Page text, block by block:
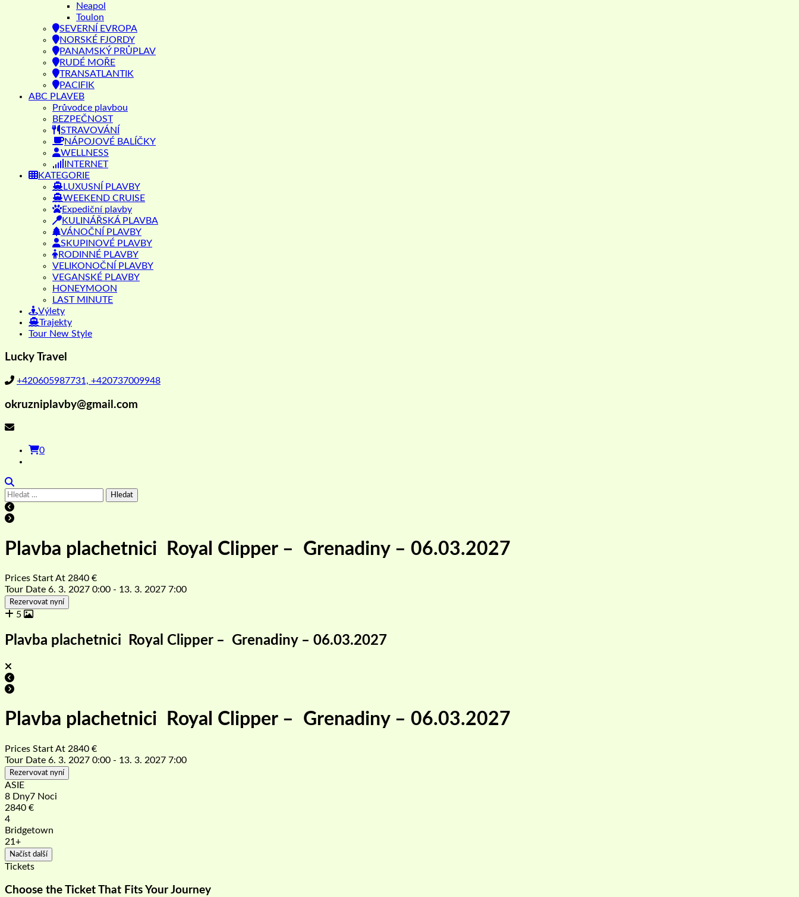
Neapol
Toulon
SEVERNÍ EVROPA
NORSKÉ FJORDY
PANAMSKÝ PRŮPLAV
RUDÉ MOŘE
TRANSATLANTIK
PACIFIK
ABC PLAVEB
Průvodce plavbou
BEZPEČNOST
STRAVOVÁNÍ
NÁPOJOVÉ BALÍČKY
WELLNESS
INTERNET
KATEGORIE
LUXUSNÍ PLAVBY
WEEKEND CRUISE
Expediční plavby
KULINÁŘSKÁ PLAVBA
VÁNOČNÍ PLAVBY
SKUPINOVÉ PLAVBY
RODINNÉ PLAVBY
VELIKONOČNÍ PLAVBY
VEGANSKÉ PLAVBY
HONEYMOON
LAST MINUTE
Výlety
Trajekty
Tour New Style
Lucky Travel
+420605987731, +420737009948
okruzniplavby@gmail.com
0
Vyhledávání
Plavba plachetnici Royal Clipper – Grenadiny – 06.03.2027
Prices Start At 2840 €
Tour Date 6. 3. 2027 0:00 - 13. 3. 2027 7:00
Rezervovat nyní
5
Plavba plachetnici Royal Clipper – Grenadiny – 06.03.2027
Plavba plachetnici Royal Clipper – Grenadiny – 06.03.2027
Prices Start At 2840 €
Tour Date 6. 3. 2027 0:00 - 13. 3. 2027 7:00
Rezervovat nyní
ASIE
8 Dny7 Noci
2840 €
4
Bridgetown
21+
Načíst další
Tickets
Choose the Ticket That Fits Your Journey